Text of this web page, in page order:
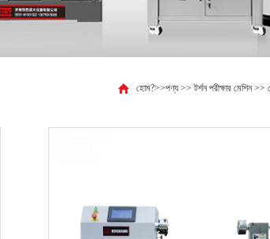
হোম?>>পণ্য>>টর্শন পরীক্ষার মেশিন>>